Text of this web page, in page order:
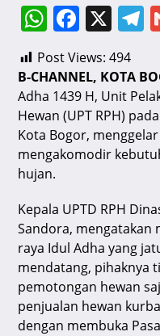
W
h
at
s
A
p
p
F
c
e
b
o
k
X T
e
a
Post Views: 494
B-CHANNEL, KOTA
Adha 1439 H, Unit
Hewan (UPT RPH)
Kota Bogor,
mengakomodir
hujan.
Kepala UPTD RPH
Sandora, mengatakan
raya Idul Adha yang
mendatang, pihaknya
pemotongan hewan
penjualan hewan
dengan membuka